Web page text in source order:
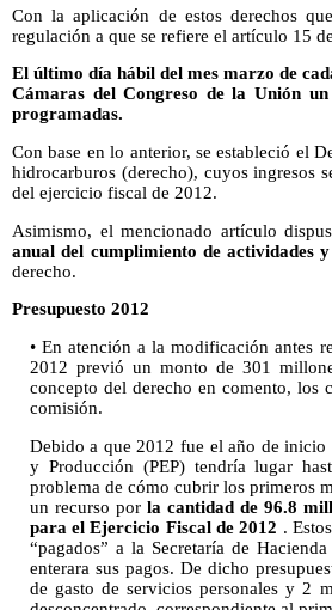
Con la aplicación de estos derechos
regulación a que se refiere el artículo 15
El último día hábil del mes marzo de
Cámaras del Congreso de la Unión
programadas.
Con base en lo anterior, se estableció el
hidrocarburos (derecho), cuyos ingresos
del ejercicio fiscal de 2012.
Asimismo, el mencionado artículo
anual del cumplimiento de actividades
derecho.
Presupuesto 2012
• En atención a la modificación antes
2012 previó un monto de 301
concepto del derecho en comento, los
comisión.
Debido a que 2012 fue el año de inicio
y Producción (PEP) tendría lugar
problema de cómo cubrir los primeros
un recurso por la cantidad de 96.8
para el Ejercicio Fiscal de 2012 .
“pagados” a la Secretaría de
enterara sus pagos. De dicho
de gasto de servicios personales y 2